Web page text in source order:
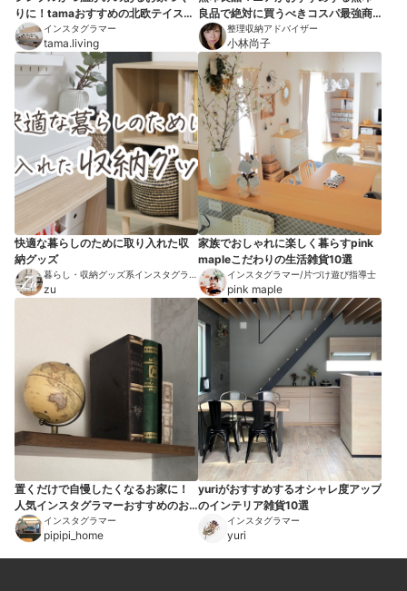
りに！tamaおすすめの北欧テイスト
アイテム10選
インスタグラマー
tama.living
良品で絶対に買うべきコスパ最強商
品７選整理収納アドバイザー
小林尚子
快適な暮らしのために取り入れた収
納グッズ
暮らし・収納グッズ系インスタグラマ
ー
zu
家族でおしゃれに楽しく暮らすpink
mapleこだわりの生活雑貨10選
インスタグラマー/片づけ遊び指導士
pink maple
置くだけで自慢したくなるお家に！
人気インスタグラマーおすすめのお
しゃれなインテリアアイテム10選
インスタグラマー
pipipi_home
yuriがおすすめするオシャレ度アップ
のインテリア雑貨10選
インスタグラマー
yuri